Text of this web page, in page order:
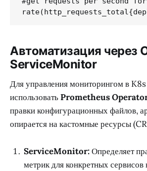
Автоматизация через
ServiceMonitor
Для управления мониторингом в
использоватьPrometheus
правки конфигурационных файлов,
опирается на кастомные ресурсы
ServiceMonitor:Определяет
метрик для конкретных сервисов